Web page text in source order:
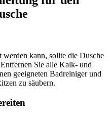
kann, sollte die Dusche
Sie alle Kalk- und
geeigneten Badreiniger und
zu säubern.